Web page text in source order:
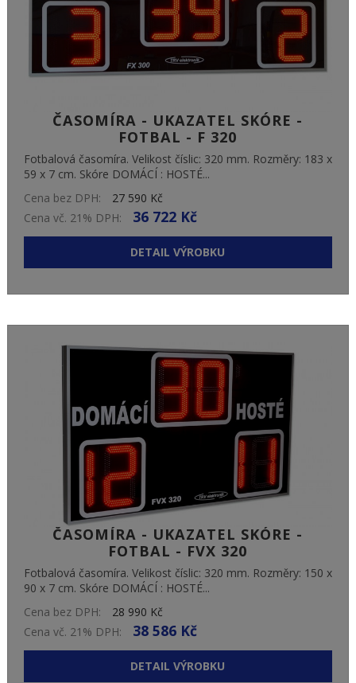
ČASOMÍRA - UKAZATEL SKÓRE -
FOTBAL - F 320
Fotbalová časomíra. Velikost číslic: 320 mm. Rozměry: 183 x
59 x 7 cm. Skóre DOMÁCÍ : HOSTÉ...
Cena bez DPH:
27 590 Kč
Cena vč. 21% DPH:
36 722 Kč
DETAIL VÝROBKU
ČASOMÍRA - UKAZATEL SKÓRE -
FOTBAL - FVX 320
Fotbalová časomíra. Velikost číslic: 320 mm. Rozměry: 150 x
90 x 7 cm. Skóre DOMÁCÍ : HOSTÉ...
Cena bez DPH:
28 990 Kč
Cena vč. 21% DPH:
38 586 Kč
DETAIL VÝROBKU